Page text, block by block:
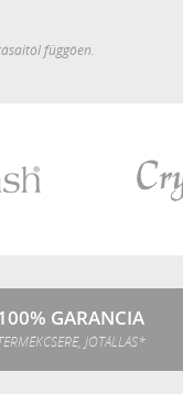
függően.
GARANCIA
JÓTÁLLÁS*